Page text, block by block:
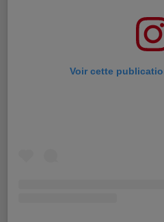
Voir cette